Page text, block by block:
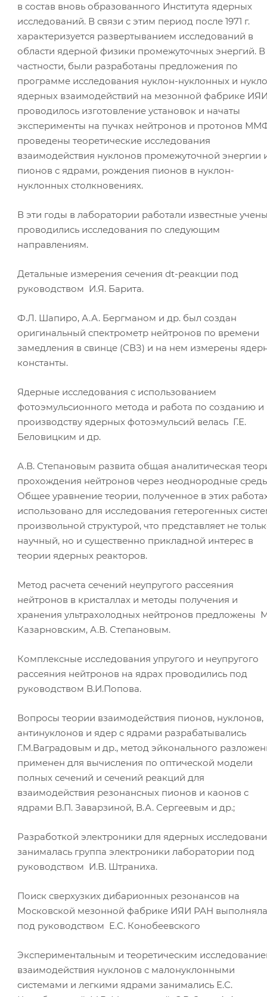
в состав вновь образованного Института ядерных
исследований. В связи с этим период после 1971 г.
характеризуется развертыванием исследований в
области ядерной физики промежуточных энергий. В
частности, были разработаны предложения по
программе исследования нуклон-нуклонных и
ядерных взаимодействий на мезонной фабрике
проводилось изготовление установок и начаты
эксперименты на пучках нейтронов и протонов
проведены теоретические исследования
взаимодействия нуклонов промежуточной энергии
пионов с ядрами, рождения пионов в нуклон-
нуклонных столкновениях.
В эти годы в лаборатории работали известные
проводились исследования по следующим
направлениям.
Детальные измерения сечения dt-реакции под
руководством И.Я. Барита.
Ф.Л. Шапиро, А.А. Бергманом и др. был создан
оригинальный спектрометр нейтронов по времени
замедления в свинце (СВЗ) и на нем измерены
константы.
Ядерные исследования с использованием
фотоэмульсионного метода и работа по созданию и
производству ядерных фотоэмульсий велась Г.Е.
Беловицким и др.
А.В. Степановым развита общая аналитическая
прохождения нейтронов через неоднородные
Общее уравнение теории, полученное в этих
использовано для исследования гетерогенных
произвольной структурой, что представляет не
научный, но и существенно прикладной интерес в
теории ядерных реакторов.
Метод расчета сечений неупругого рассеяния
нейтронов в кристаллах и методы получения и
хранения ультрахолодных нейтронов предложены
Казарновским, А.В. Степановым.
Комплексные исследования упругого и неупругого
рассеяния нейтронов на ядрах проводились под
руководством В.И.Попова.
Вопросы теории взаимодействия пионов, нуклонов,
антинуклонов и ядер с ядрами разрабатывались
Г.М.Ваградовым и др., метод эйконального
применен для вычисления по оптической модели
полных сечений и сечений реакций для
взаимодействия резонансных пионов и каонов с
ядрами В.П. Заварзиной, В.А. Сергеевым и др.;
Разработкой электроники для ядерных
занималась группа электроники лаборатории под
руководством И.В. Штраниха.
Поиск сверхузких дибарионных резонансов на
Московской мезонной фабрике ИЯИ РАН
под руководством Е.С. Конобеевского
Экспериментальным и теоретическим
взаимодействия нуклонов с малонуклонными
системами и легкими ядрами занимались Е.С.